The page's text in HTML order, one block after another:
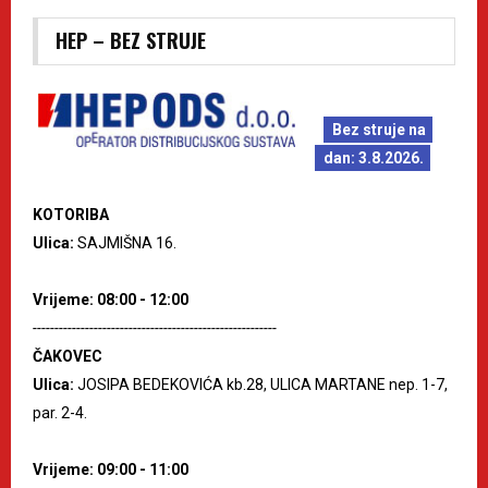
HEP – BEZ STRUJE
Bez struje na
dan: 3.8.2026.
KOTORIBA
Ulica: SAJMIŠNA 16.
Vrijeme: 08:00 - 12:00
--------------------------------------------------------
ČAKOVEC
Ulica: JOSIPA BEDEKOVIĆA kb.28, ULICA MARTANE nep. 1-7,
par. 2-4.
Vrijeme: 09:00 - 11:00